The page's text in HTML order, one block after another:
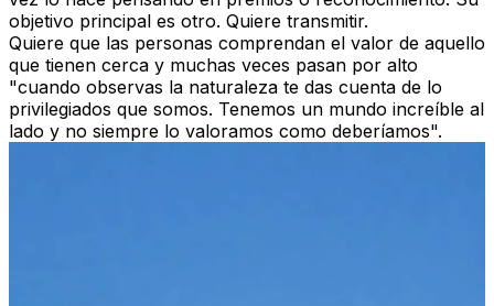
objetivo principal es otro. Quiere transmitir.
Quiere que las personas comprendan el valor de aquello
que tienen cerca y muchas veces pasan por alto
"cuando observas la naturaleza te das cuenta de lo
privilegiados que somos. Tenemos un mundo increíble al
lado y no siempre lo valoramos como deberíamos".